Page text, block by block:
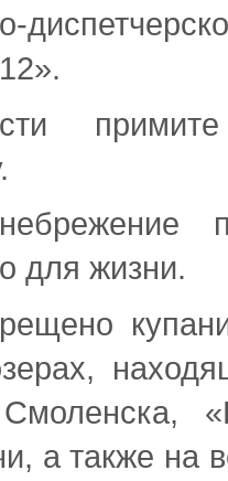
для жизни.
а также на